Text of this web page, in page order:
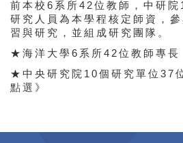
前本校6系所42位教師，中研
研究人員為本學程核定師資，
習與研究，並組成研究團隊。
★海洋大學6系所42位教師專長
★中央研究院10個研究單位37
點選 》